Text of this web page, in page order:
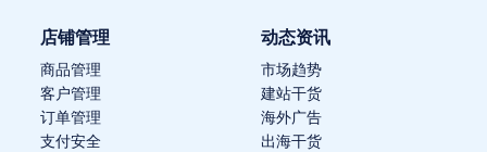
店铺管理
商品管理
客户管理
订单管理
支付安全
动态资讯
市场趋势
建站干货
海外广告
出海干货